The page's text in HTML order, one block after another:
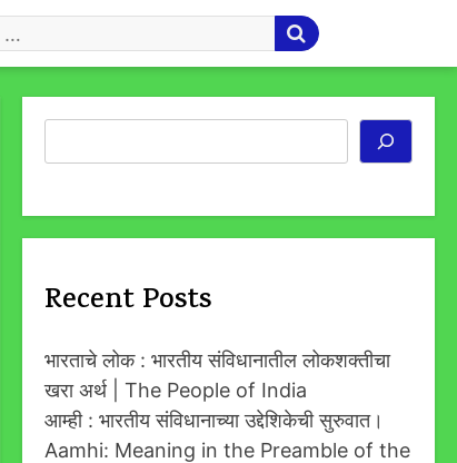
Recent Posts
भारताचे लोक : भारतीय संविधानातील लोकशक्तीचा
खरा अर्थ | The People of India
आम्ही : भारतीय संविधानाच्या उद्देशिकेची सुरुवात।
Aamhi: Meaning in the Preamble of the